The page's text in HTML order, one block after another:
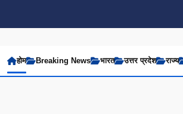
होम Breaking News भारत उत्तर प्रदेश राज्य